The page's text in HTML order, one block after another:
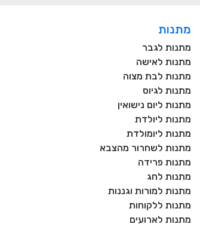
מתנות
מתנות לגבר
מתנות לאישה
מתנות לבת מצוה
מתנות לגיוס
מתנות ליום נישואין
מתנות ליולדת
מתנות ליומולדת
מתנות לשחרור מהצבא
מתנות פרידה
מתנות לחג
מתנות למורות וגננות
מתנות ללקוחות
מתנות לארועים